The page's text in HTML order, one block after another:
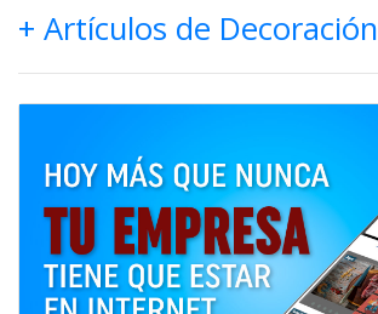
+ Artículos de Decoración